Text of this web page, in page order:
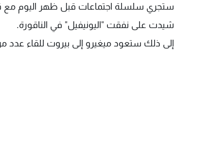
ستجري سلسلة اجتماعات قبل ظهر اليوم مع
شيدت على نفقت "اليونيفيل" في الناقورة.
إلى ذلك ستعود ميغيرو إلى بيروت للقاء عدد